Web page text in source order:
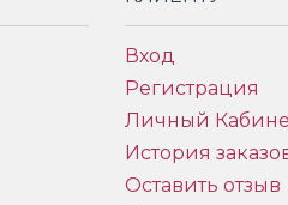
Вход
Регистрация
Личный
История
Оставить отзыв